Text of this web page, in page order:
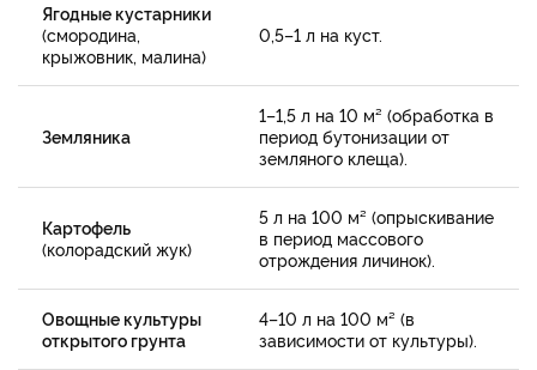
Ягодные кустарники
(смородина,
крыжовник, малина)
0,5–1 л на куст.
Земляника
1–1,5 л на 10 м² (обработка в
период бутонизации от
земляного клеща).
Картофель
(колорадский жук)
5 л на 100 м² (опрыскивание
в период массового
отрождения личинок).
Овощные культуры
открытого грунта
4–10 л на 100 м² (в
зависимости от культуры).